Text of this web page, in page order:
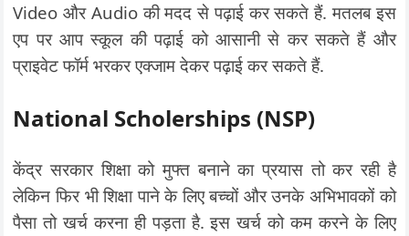
Video और Audio की मदद से पढ़ाई कर सकते हैं. मतलब इस
एप पर आप स्कूल की पढ़ाई को आसानी से कर सकते हैं और
प्राइवेट फॉर्म भरकर एक्जाम देकर पढ़ाई कर सकते हैं.
National Scholerships (NSP)
केंद्र सरकार शिक्षा को मुफ्त बनाने का प्रयास तो कर रही है
लेकिन फिर भी शिक्षा पाने के लिए बच्चों और उनके अभिभावकों को
पैसा तो खर्च करना ही पड़ता है. इस खर्च को कम करने के लिए